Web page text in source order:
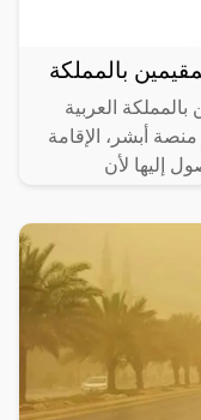
بالمملكة
بالمملكة العربية
أبشر، الإقامة
إليها لأن